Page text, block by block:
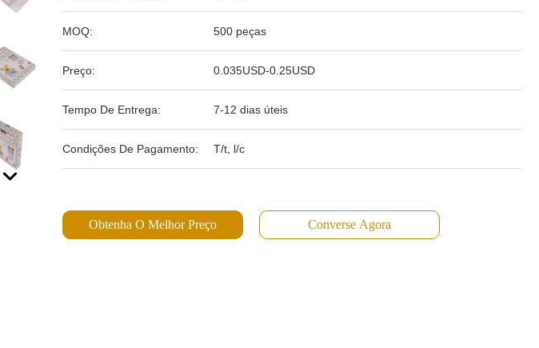
MOQ: 500 peças
Preço: 0.035USD-0.25USD
Tempo De Entrega: 7-12 dias úteis
Condições De Pagamento: T/t, l/c
Obtenha O Melhor Preço Converse Agora